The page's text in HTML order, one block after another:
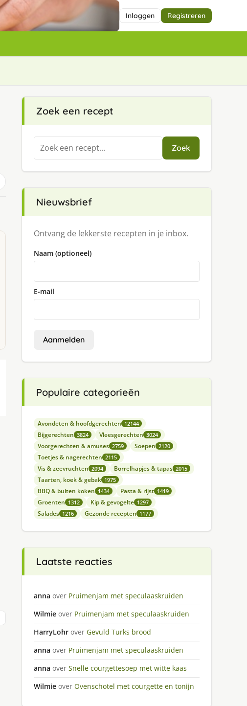
Inloggen Registreren
Zoek een recept
Zoeken
naar:
Zoek
Nieuwsbrief
Ontvang de lekkerste recepten in je inbox.
Naam (optioneel)
E-mail
Aanmelden
Populaire categorieën
Avondeten & hoofdgerechten 12144
Bijgerechten 3824 Vleesgerechten 3024
Voorgerechten & amuses 2759 Soepen 2120
Toetjes & nagerechten 2115
Vis & zeevruchten 2094 Borrelhapjes & tapas 2015
Taarten, koek & gebak 1975
BBQ & buiten koken 1434 Pasta & rijst 1419
Groenten 1312 Kip & gevogelte 1297
Salades 1216 Gezonde recepten 1177
Laatste reacties
anna over Pruimenjam met speculaaskruiden
Wilmie over Pruimenjam met speculaaskruiden
HarryLohr over Gevuld Turks brood
anna over Pruimenjam met speculaaskruiden
anna over Snelle courgettesoep met witte kaas
Wilmie over Ovenschotel met courgette en tonijn